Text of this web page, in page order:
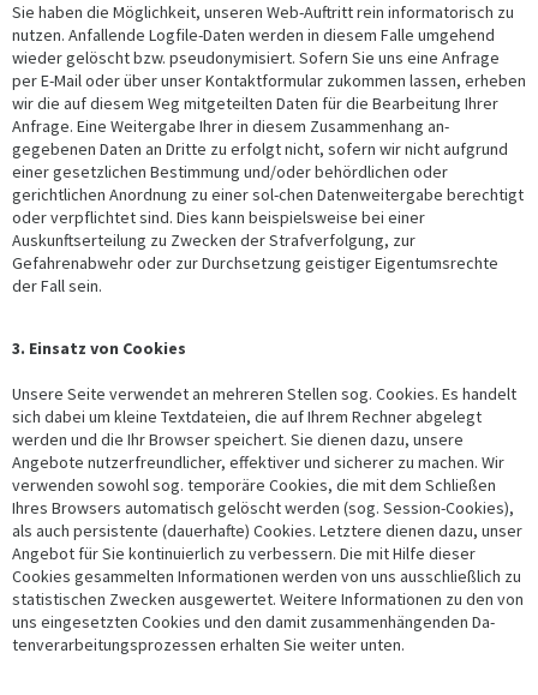
Sie haben die Möglichkeit, unseren Web-Auftritt rein informatorisch zu
nutzen. Anfallende Logfile-Daten werden in diesem Falle umgehend
wieder gelöscht bzw. pseudonymisiert. Sofern Sie uns eine Anfrage
per E-Mail oder über unser Kontaktformular zukommen lassen, erheben
wir die auf diesem Weg mitgeteilten Daten für die Bearbeitung Ihrer
Anfrage. Eine Weitergabe Ihrer in diesem Zusammenhang an-
gegebenen Daten an Dritte zu erfolgt nicht, sofern wir nicht aufgrund
einer gesetzlichen Bestimmung und/oder behördlichen oder
gerichtlichen Anordnung zu einer sol-chen Datenweitergabe berechtigt
oder verpflichtet sind. Dies kann beispielsweise bei einer
Auskunftserteilung zu Zwecken der Strafverfolgung, zur
Gefahrenabwehr oder zur Durchsetzung geistiger Eigentumsrechte
der Fall sein.
3. Einsatz von Cookies
Unsere Seite verwendet an mehreren Stellen sog. Cookies. Es handelt
sich dabei um kleine Textdateien, die auf Ihrem Rechner abgelegt
werden und die Ihr Browser speichert. Sie dienen dazu, unsere
Angebote nutzerfreundlicher, effektiver und sicherer zu machen. Wir
verwenden sowohl sog. temporäre Cookies, die mit dem Schließen
Ihres Browsers automatisch gelöscht werden (sog. Session-Cookies),
als auch persistente (dauerhafte) Cookies. Letztere dienen dazu, unser
Angebot für Sie kontinuierlich zu verbessern. Die mit Hilfe dieser
Cookies gesammelten Informationen werden von uns ausschließlich zu
statistischen Zwecken ausgewertet. Weitere Informationen zu den von
uns eingesetzten Cookies und den damit zusammenhängenden Da-
tenverarbeitungsprozessen erhalten Sie weiter unten.